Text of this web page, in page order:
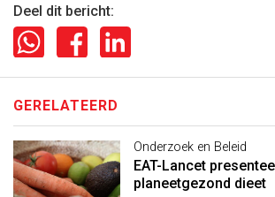
Deel dit bericht:
GERELATEERD
Onderzoek en Beleid
EAT-Lancet
planeetgezond dieet